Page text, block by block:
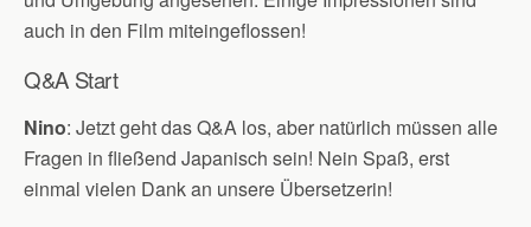
auch in den Film miteingeflossen!
Q&A Start
Nino: Jetzt geht das Q&A los, aber natürlich müssen alle
Fragen in fließend Japanisch sein! Nein Spaß, erst
einmal vielen Dank an unsere Übersetzerin!